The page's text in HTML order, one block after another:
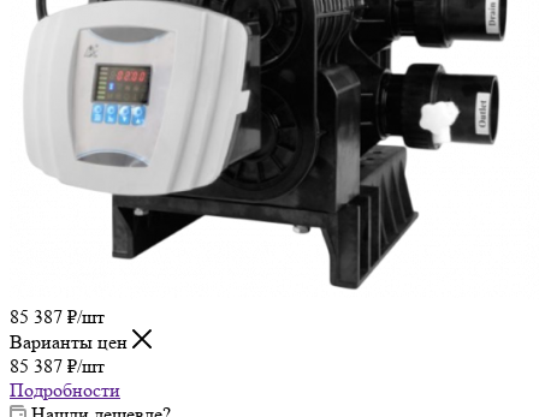
85 387 ₽/шт
Варианты цен
85 387 ₽/шт
Подробности